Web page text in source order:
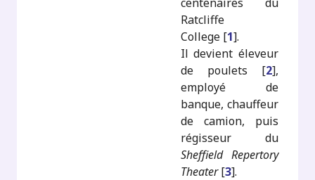
Ratcliffe
College [1].
Il devient éleveur
de poulets [2],
employé de
banque, chauffeur
de camion, puis
régisseur du
Sheffield Repertory
Theater[3].